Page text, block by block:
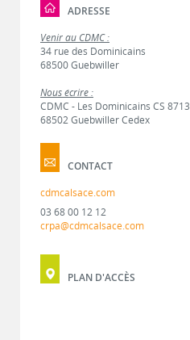
ADRESSE
Venir au CDMC :
34 rue des Dominicains
68500 Guebwiller
Nous écrire :
CDMC - Les Dominicains CS 8713
68502 Guebwiller Cedex
CONTACT
cdmcalsace.com
03 68 00 12 12
crpa@cdmcalsace.com
PLAN D'ACCÈS